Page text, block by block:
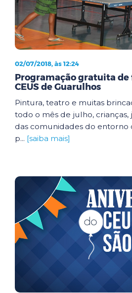
02/07/2018, às 12:24
Programação gratuita de
CEUS de Guarulhos
Pintura, teatro e muitas
todo o mês de julho, crianças,
das comunidades do entorno
p... [saiba mais]